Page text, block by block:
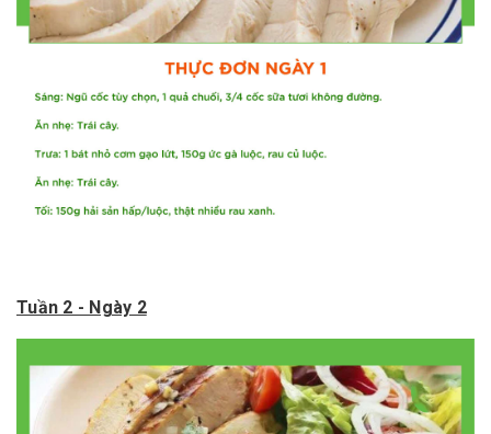
Tuần 2 - Ngày 2